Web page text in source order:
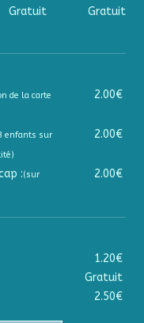
Gratuit Gratuit
de la carte
2.00€
enfants sur
2.00€
:(sur
2.00€
1.20€
Gratuit
2.50€